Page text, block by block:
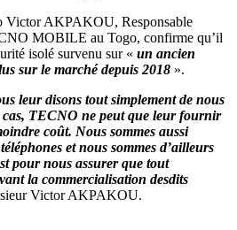
Victor AKPAKOU, Responsable
MOBILE au Togo, confirme qu’il
isolé survenu sur « un ancien
sur le marché depuis 2018 ».
leur disons tout simplement de nous
TECNO ne peut que leur fournir
coût. Nous sommes aussi
et nous sommes d’ailleurs
pour nous assurer que tout
la commercialisation desdits
Victor AKPAKOU.